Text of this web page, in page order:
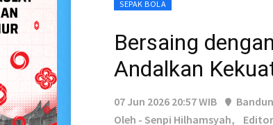
SEPAK BOLA
Bersaing
Andalkan
07 Jun 2026 20:57 WIB
Oleh - Senpi Hilhamsyah,